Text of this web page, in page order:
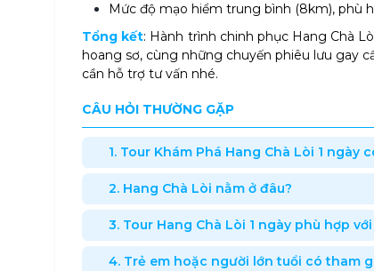
Mức độ mạo hiểm trung bình (8km), phù
Tổng kết: Hành trình chinh phục Hang Chà
hoang sơ, cùng những chuyến phiêu lưu gay
cần hỗ trợ tư vấn nhé.
CÂU HỎI THƯỜNG GẶP
1. Tour Khám Phá Hang Chà Lòi 1 ngày
2. Hang Chà Lòi nằm ở đâu?
3. Tour Hang Chà Lòi 1 ngày phù hợp
4. Trẻ em hoặc người lớn tuổi có tham